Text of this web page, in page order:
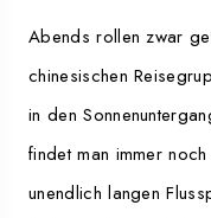
Abends rollen zwar
chinesischen
in den
findet man immer
unendlich langen